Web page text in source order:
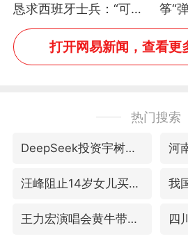
恳求西班牙士兵：“可不
可以不要把我遣返回国”
筝“
像了
吗？
不
打开网易新闻，查看更
热门搜索
DeepSeek投资宇树科技意味什么
汪峰阻止14岁女儿买大牌
王力宏演唱会黄牛带观众藏匿被查获